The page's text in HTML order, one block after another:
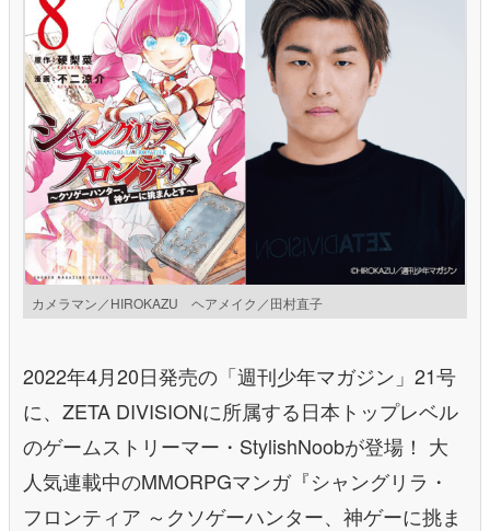
カメラマン／HIROKAZU ヘアメイク／田村直子
2022年4月20日発売の「週刊少年マガジン」21号
に、ZETA DIVISIONに所属する日本トップレベル
のゲームストリーマー・StylishNoobが登場！ 大
人気連載中のMMORPGマンガ『シャングリラ・
フロンティア ～クソゲーハンター、神ゲーに挑ま